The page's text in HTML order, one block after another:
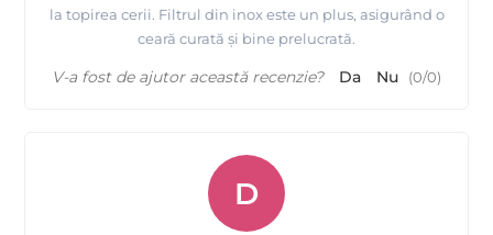
la topirea cerii. Filtrul din inox este un plus, asigurând o
ceară curată și bine prelucrată.
V-a fost de ajutor această recenzie? Da Nu (0/0)
D